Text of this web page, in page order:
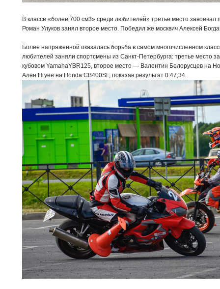
В классе «более 700 см3» среди любителей» третье место
Роман Улуков занял второе место. Победил же москвич Алексей
Более напряженной оказалась борьба в самом многочисленном
любителей заняли спортсмены из Санкт-Петербурга: третье место
кубовом YamahaYBR125, второе место — Валентин Белорусцев на
Ален Нгуен на Honda CB400SF, показав результат 0:47,34.